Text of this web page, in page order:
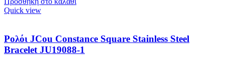
Quick view
Ρολόι JCou Constance Square Stainless Steel
Bracelet JU19088-1